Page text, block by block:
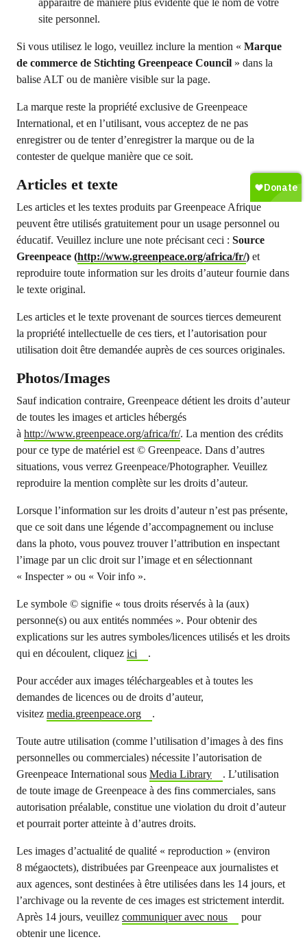
site personnel.
Si vous utilisez le logo, veuillez inclure la mention « Marque
de commerce de Stichting Greenpeace Council » dans la
balise ALT ou de manière visible sur la page.
La marque reste la propriété exclusive de Greenpeace
International, et en l’utilisant, vous acceptez de ne pas
enregistrer ou de tenter d’enregistrer la marque ou de la
contester de quelque manière que ce soit.
Articles et texte
Les articles et les textes produits par Greenpeace Afrique
peuvent être utilisés gratuitement pour un usage personnel ou
éducatif. Veuillez inclure une note précisant ceci : Source
Greenpeace (http://www.greenpeace.org/africa/fr/) et
reproduire toute information sur les droits d’auteur fournie dans
le texte original.
Les articles et le texte provenant de sources tierces demeurent
la propriété intellectuelle de ces tiers, et l’autorisation pour
utilisation doit être demandée auprès de ces sources originales.
Photos/Images
Sauf indication contraire, Greenpeace détient les droits d’auteur
de toutes les images et articles hébergés
à http://www.greenpeace.org/africa/fr/. La mention des crédits
pour ce type de matériel est © Greenpeace. Dans d’autres
situations, vous verrez Greenpeace/Photographer. Veuillez
reproduire la mention complète sur les droits d’auteur.
Lorsque l’information sur les droits d’auteur n’est pas présente,
que ce soit dans une légende d’accompagnement ou incluse
dans la photo, vous pouvez trouver l’attribution en inspectant
l’image par un clic droit sur l’image et en sélectionnant
« Inspecter » ou « Voir info ».
Le symbole © signifie « tous droits réservés à la (aux)
personne(s) ou aux entités nommées ». Pour obtenir des
explications sur les autres symboles/licences utilisés et les droits
qui en découlent, cliquez ici .
Pour accéder aux images téléchargeables et à toutes les
demandes de licences ou de droits d’auteur,
visitez media.greenpeace.org .
Toute autre utilisation (comme l’utilisation d’images à des fins
personnelles ou commerciales) nécessite l’autorisation de
Greenpeace International sous Media Library
. L’utilisation
de toute image de Greenpeace à des fins commerciales, sans
autorisation préalable, constitue une violation du droit d’auteur
et pourrait porter atteinte à d’autres droits.
Les images d’actualité de qualité « reproduction » (environ
8 mégaoctets), distribuées par Greenpeace aux journalistes et
aux agences, sont destinées à être utilisées dans les 14 jours, et
l’archivage ou la revente de ces images est strictement interdit.
Après 14 jours, veuillez communiquer avec nous
pour
obtenir une licence.